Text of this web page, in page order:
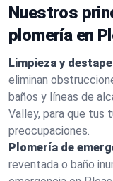
Nuestros
plomería en
Limpieza y
eliminan
baños y líneas de
Valley, para que tus
preocupaciones.
Plomería de
reventada o baño